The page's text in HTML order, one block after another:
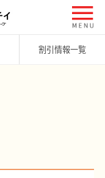
割引情報一覧